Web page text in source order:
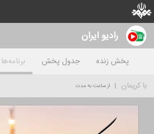
رادیو ايران
پخش زنده جدول پخش برنامه‌ها
با كریمان
از ساعت به مدت